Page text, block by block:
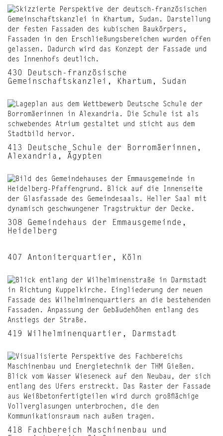
430 Deutsch-französische
Gemeinschaftskanzlei, Khartum, Sudan
413 Deutsche Schule der Borromäerinnen,
Alexandria, Ägypten
308 Gemeindehaus der Emmausgemeinde,
Heidelberg
407 Antoniterquartier, Köln
419 Wilhelminenquartier, Darmstadt
418 Fachbereich Maschinenbau und